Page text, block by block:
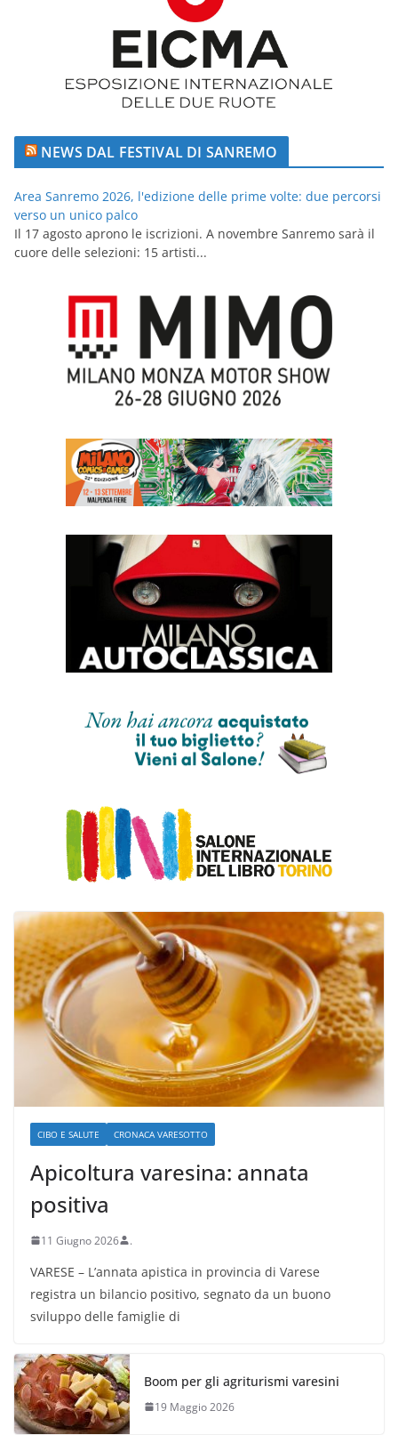
NEWS DAL FESTIVAL DI SANREMO
Area Sanremo 2026, l'edizione delle prime volte: due percorsi
verso un unico palco
Il 17 agosto aprono le iscrizioni. A novembre Sanremo sarà il
cuore delle selezioni: 15 artisti...
CIBO E SALUTE CRONACA VARESOTTO
Apicoltura varesina: annata
positiva
11 Giugno 2026 .
VARESE – L’annata apistica in provincia di Varese
registra un bilancio positivo, segnato da un buono
sviluppo delle famiglie di
Boom per gli agriturismi varesini
19 Maggio 2026